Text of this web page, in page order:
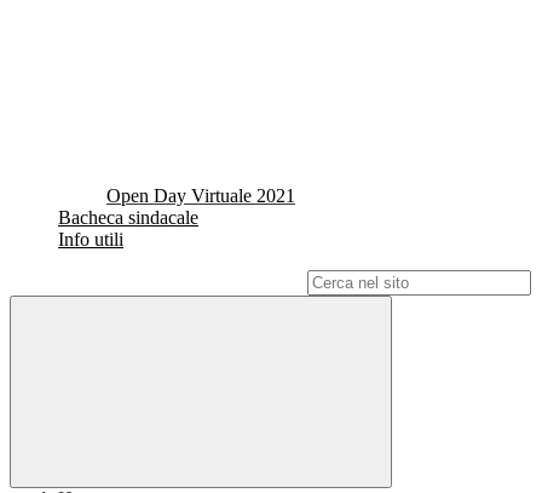
Open Day Virtuale 2021
Bacheca sindacale
Info utili